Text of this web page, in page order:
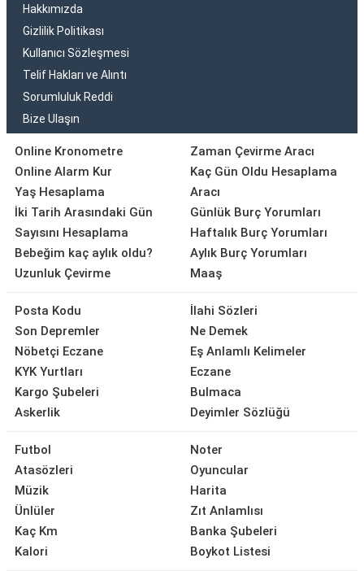
Hakkımızda
Gizlilik Politikası
Kullanıcı Sözleşmesi
Telif Hakları ve Alıntı
Sorumluluk Reddi
Bize Ulaşın
Online Kronometre
Online Alarm Kur
Yaş Hesaplama
İki Tarih Arasındaki Gün
Sayısını Hesaplama
Bebeğim kaç aylık oldu?
Uzunluk Çevirme
Zaman Çevirme Aracı
Kaç Gün Oldu Hesaplama
Aracı
Günlük Burç Yorumları
Haftalık Burç Yorumları
Aylık Burç Yorumları
Maaş
Posta Kodu
Son Depremler
Nöbetçi Eczane
KYK Yurtları
Kargo Şubeleri
Askerlik
İlahi Sözleri
Ne Demek
Eş Anlamlı Kelimeler
Eczane
Bulmaca
Deyimler Sözlüğü
Futbol
Atasözleri
Müzik
Ünlüler
Kaç Km
Kalori
Noter
Oyuncular
Harita
Zıt Anlamlısı
Banka Şubeleri
Boykot Listesi